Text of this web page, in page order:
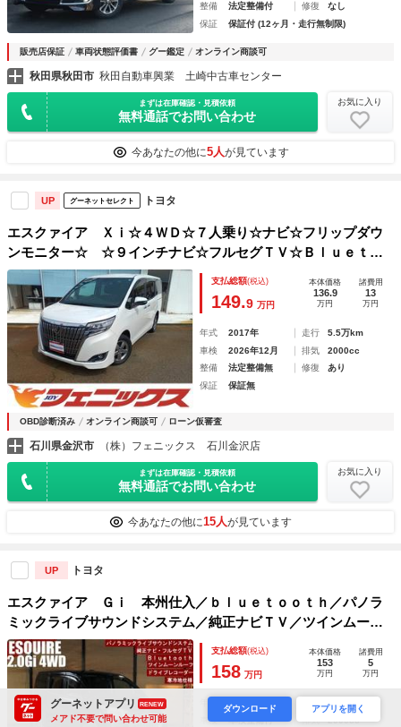
整備
法定整備付 修復
なし
保証
保証付 (12ヶ月・走行無制限)
販売店保証 車両状態評価書 グー鑑定 オンライン商談可
秋田県秋田市 秋田自動車興業 土崎中古車センター
まずは在庫確認・見積依頼
無料通話でお問い合わせ
お気に入り
今あなたの他に5人が見ています
UP グーネットセレクト トヨタ
エスクァイア Ｘｉ☆４ＷＤ☆７人乗り☆ナビ☆フリップダウ
ンモニター☆ ☆９インチナビ☆フルセグＴＶ☆Ｂｌｕｅｔｏ
ｏｔｈ☆バックカメラ☆１２型フリップダウンモニター☆ＴＳ
Ｓ☆クルーズコントロール☆両側電動ドア☆ＥＴＣ２．０☆Ｌ
ＥＤヘッドライト＆フォグ☆スマートキー２個☆
支払総額(税込)
149.9 万円
本体価格
136.9
万円
諸費用
13
万円
年式 2017年 走行
5.5万km
車検
2026年12月 排気
2000cc
整備
法定整備無 修復
あり
保証
保証無
OBD診断済み オンライン商談可 ローン仮審査
石川県金沢市 （株）フェニックス 石川金沢店
まずは在庫確認・見積依頼
無料通話でお問い合わせ
お気に入り
今あなたの他に15人が見ています
UP トヨタ
エスクァイア Ｇｉ 本州仕入／ｂｌｕｅｔｏｏｔｈ／パノラ
ミックライブサウンドシステム／純正ナビＴＶ／ツインムーン
ルーフ／両側電動スライド／バックカメラ／半革／ドライブレ
コーダー／寒冷地仕様／リヤヒータークーラー／ＥＴＣ
支払総額(税込)
158 万円
本体価格
153
万円
諸費用
5
万円
年式 2014年 走行
12.5万km
車検
車検整備付 排気 2000cc
グーネットアプリ RENEW
メアド不要で問い合わせ可能
ダウンロード アプリを開く